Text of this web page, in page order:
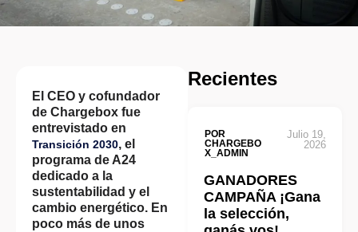
El CEO y cofundador
de Chargebox fue
entrevistado en
Transición 2030, el
programa de A24
dedicado a la
sustentabilidad y el
cambio energético. En
poco más de unos
Recientes
POR
CHARGEBO
X_ADMIN
Julio 19,
2026
GANADORES
CAMPAÑA ¡Gana
la selección,